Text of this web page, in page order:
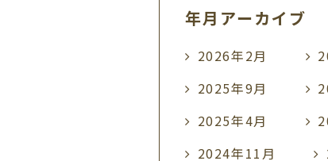
年月アーカイブ
2026年2月
2025年9月
2025年4月
2024年11月